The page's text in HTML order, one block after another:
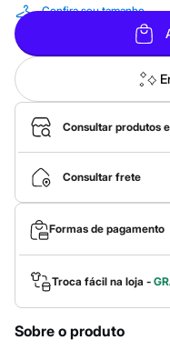
Básicos
Calças
Casacos e Jaquetas
Jeans
Macacões
Saias
Shorts e Bermudas
Vestidos
Acessórios
Bolsas
Bonés e Chapéus
Bijoux
Cintos
Óculos
Relógios
Calçados
Botas
Chinelos
Rasteirinhas
Sandálias
Sapatilhas
Confira seu tamanho
Consultar produtos
Consultar frete
Formas de pagamento
Troca fácil na loja -
Sobre o produto